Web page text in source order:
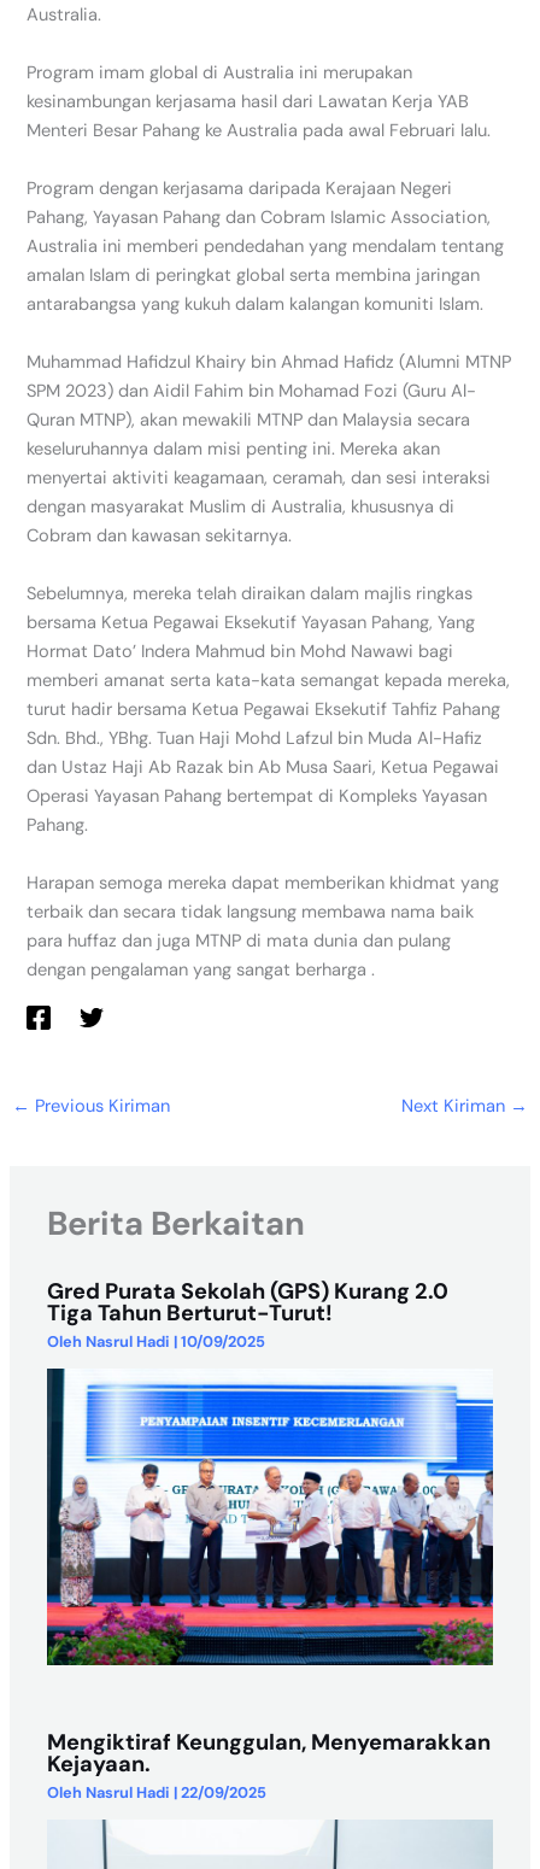
Australia.
Program imam global di Australia ini merupakan
kesinambungan kerjasama hasil dari Lawatan Kerja YAB
Menteri Besar Pahang ke Australia pada awal Februari lalu.
Program dengan kerjasama daripada Kerajaan Negeri
Pahang, Yayasan Pahang dan Cobram Islamic Association,
Australia ini memberi pendedahan yang mendalam tentang
amalan Islam di peringkat global serta membina jaringan
antarabangsa yang kukuh dalam kalangan komuniti Islam.
Muhammad Hafidzul Khairy bin Ahmad Hafidz (Alumni MTNP
SPM 2023) dan Aidil Fahim bin Mohamad Fozi (Guru Al-
Quran MTNP), akan mewakili MTNP dan Malaysia secara
keseluruhannya dalam misi penting ini. Mereka akan
menyertai aktiviti keagamaan, ceramah, dan sesi interaksi
dengan masyarakat Muslim di Australia, khususnya di
Cobram dan kawasan sekitarnya.
Sebelumnya, mereka telah diraikan dalam majlis ringkas
bersama Ketua Pegawai Eksekutif Yayasan Pahang, Yang
Hormat Dato’ Indera Mahmud bin Mohd Nawawi bagi
memberi amanat serta kata-kata semangat kepada mereka,
turut hadir bersama Ketua Pegawai Eksekutif Tahfiz Pahang
Sdn. Bhd., YBhg. Tuan Haji Mohd Lafzul bin Muda Al-Hafiz
dan Ustaz Haji Ab Razak bin Ab Musa Saari, Ketua Pegawai
Operasi Yayasan Pahang bertempat di Kompleks Yayasan
Pahang.
Harapan semoga mereka dapat memberikan khidmat yang
terbaik dan secara tidak langsung membawa nama baik
para huffaz dan juga MTNP di mata dunia dan pulang
dengan pengalaman yang sangat berharga .
← Previous Kiriman Next Kiriman →
Berita Berkaitan
Gred Purata Sekolah (GPS) Kurang 2.0
Tiga Tahun Berturut-Turut!
Oleh Nasrul Hadi |10/09/2025
Mengiktiraf Keunggulan, Menyemarakkan
Kejayaan.
Oleh Nasrul Hadi |22/09/2025